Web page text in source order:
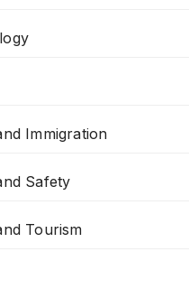
Immigration
Safety
Tourism